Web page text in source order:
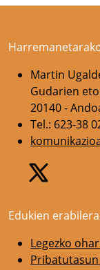
Martin
Gudarien
20140 -
Tel.: 623-38
Edukien
Legezko